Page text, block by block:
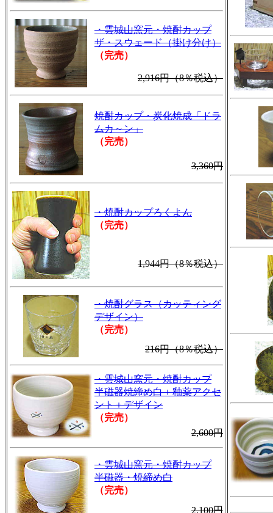
・雲城山窯元・焼酎カップ
ザ・スウェード（掛け分け）
（完売）
2,916円（8％税込）
焼酎カップ・炭化焼成「ドラ
ムカ～ン」
（完売）
3,360円
・焼酎カップろくよん
（完売）
1,944円（8％税込）
・焼酎グラス（カッティング
デザイン）
（完売）
216円（8％税込）
・雲城山窯元・焼酎カップ
半磁器焼締め白＋釉薬アクセ
ント＋デザイン
（完売）
2,600円
・雲城山窯元・焼酎カップ
半磁器・焼締め白
（完売）
2,100円